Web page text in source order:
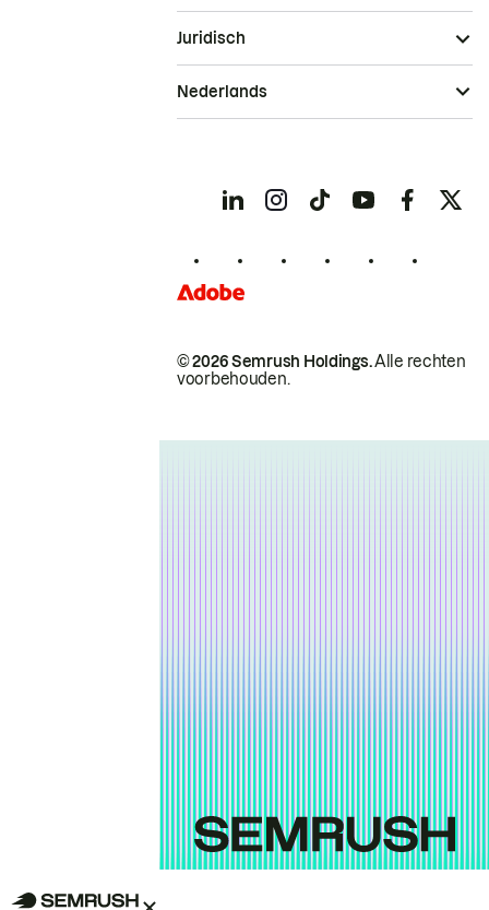
© 2026 Semrush Holdings.Alle rechten
voorbehouden.
Juridisch
Nederlands